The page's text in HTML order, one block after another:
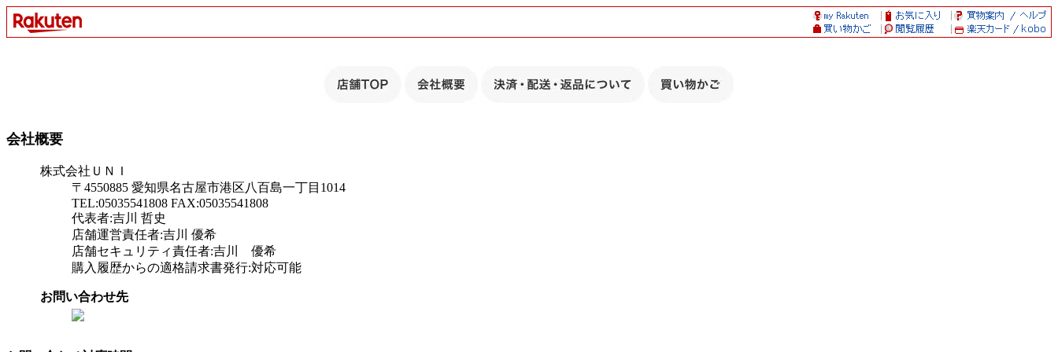
会社概要
株式会社ＵＮＩ
〒4550885 愛知県名古屋市港区八百島一丁目1014
TEL:05035541808 FAX:05035541808
代表者:吉川 哲史
店舗運営責任者:吉川 優希
店舗セキュリティ責任者:吉川 優希
購入履歴からの適格請求書発行:対応可能
お問い合わせ先